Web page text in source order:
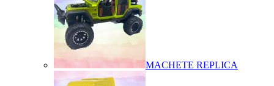
MACHETE REPLICA